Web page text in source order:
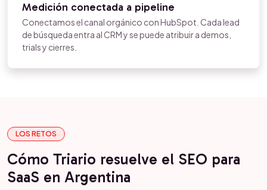
Medición conectada a pipeline
Conectamos el canal orgánico con HubSpot. Cada lead
de búsqueda entra al CRM y se puede atribuir a demos,
trials y cierres.
LOS RETOS
Cómo Triario resuelve el SEO para
SaaS en Argentina